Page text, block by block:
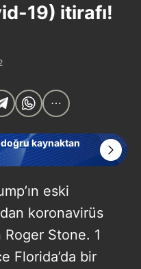
19) itirafı!
kaynaktan
eski
koronavirüs
Roger Stone. 1
Florida’da bir